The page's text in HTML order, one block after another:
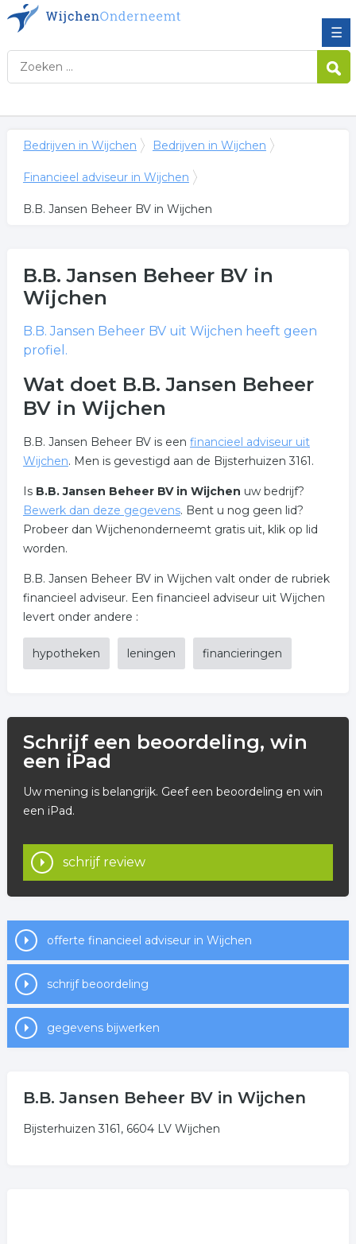
☰
Bedrijven in Wijchen Bedrijven in Wijchen
Financieel adviseur in Wijchen
B.B. Jansen Beheer BV in Wijchen
B.B. Jansen Beheer BVin
Wijchen
B.B. Jansen Beheer BVuit Wijchen heeft geen
profiel.
Wat doet B.B. Jansen Beheer
BV in Wijchen
B.B. Jansen Beheer BV is een financieel adviseur uit
Wijchen. Men is gevestigd aan de Bijsterhuizen 3161.
Is B.B. Jansen Beheer BV in Wijchen uw bedrijf?
Bewerk dan deze gegevens. Bent u nog geen lid?
Probeer dan Wijchenonderneemt gratis uit, klik op lid
worden.
B.B. Jansen Beheer BV in Wijchen valt onder de rubriek
financieel adviseur. Een financieel adviseur uit Wijchen
levert onder andere :
hypotheken leningen financieringen
Schrijf een beoordeling, win
een iPad
Uw mening is belangrijk. Geef een beoordeling en win
een iPad.
schrijf review
offerte financieel adviseur in Wijchen
schrijf beoordeling
gegevens bijwerken
B.B. Jansen Beheer BV in Wijchen
Bijsterhuizen 3161, 6604 LV Wijchen